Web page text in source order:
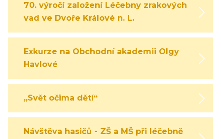
70. výročí založení Léčebny zrakových
vad ve Dvoře Králové n. L.
Exkurze na Obchodní akademii Olgy
Havlové
„Svět očima dětí“
Návštěva hasičů - ZŠ a MŠ při léčebně